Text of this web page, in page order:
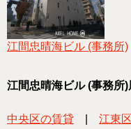
江間忠晴海ビル (事務所)
江間忠晴海ビル (事務所
中央区の賃貸 江東